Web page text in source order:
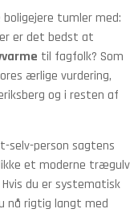
tumler med:
er det bedst at
til fagfolk? Som
ærlige vurdering,
og i resten af
selv-person sagtens
et moderne trægulv
du er systematisk
nå rigtig langt med